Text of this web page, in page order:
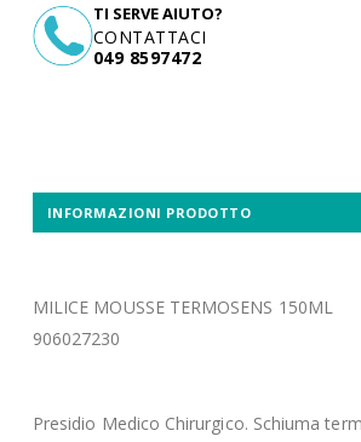
TI SERVE AIUTO?
CONTATTACI
049 8597472
INFORMAZIONI PRODOTTO
MILICE MOUSSE TERMOSENS 150ML
906027230
Presidio Medico Chirurgico. Schiuma